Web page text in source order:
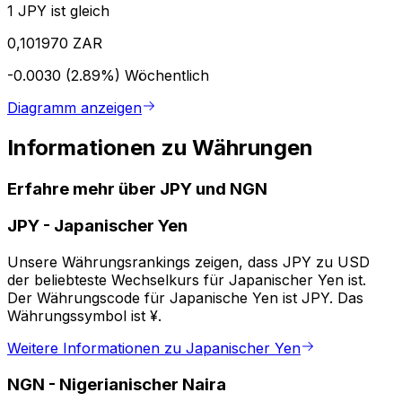
1 JPY ist gleich
0,101970 ZAR
-0.0030 (2.89%) Wöchentlich
Diagramm anzeigen
Informationen zu Währungen
Erfahre mehr über JPY und NGN
JPY - Japanischer Yen
Unsere Währungsrankings zeigen, dass JPY zu USD
der beliebteste Wechselkurs für Japanischer Yen ist.
Der Währungscode für Japanische Yen ist JPY. Das
Währungssymbol ist ¥.
Weitere Informationen zu Japanischer Yen
NGN - Nigerianischer Naira